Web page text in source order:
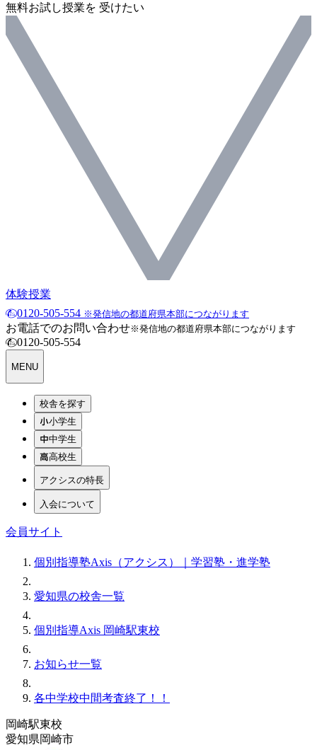
無料お試し授業を 受けたい
体験授業
0120-505-554 ※発信地の都道府県本部につながります
お電話でのお問い合わせ※発信地の都道府県本部につながります
0120-505-554
MENU
校舎を探す
小学生
中学生
高校生
アクシスの特長
入会について
会員サイト
個別指導塾Axis（アクシス）｜学習塾・進学塾
愛知県の校舎一覧
個別指導Axis 岡崎駅東校
お知らせ一覧
各中学校中間考査終了！！
岡崎駅東校
愛知県岡崎市